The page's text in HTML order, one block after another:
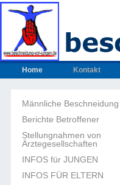
Home Kontakt
Männliche Beschneidung
Berichte Betroffener
Stellungnahmen von
Ärztegesellschaften
INFOS für JUNGEN
INFOS FÜR ELTERN